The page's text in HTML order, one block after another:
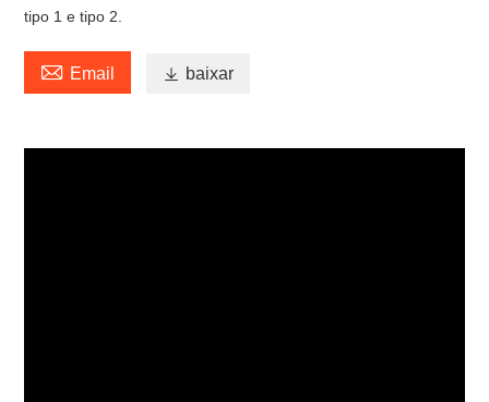
tipo 1 e tipo 2.
 Email  baixar